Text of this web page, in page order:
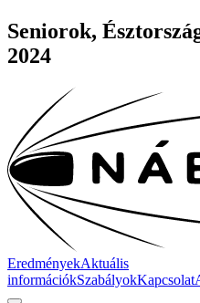
Seniorok,
2024
EredményekAktuális
információkSzabályokKapcsolat